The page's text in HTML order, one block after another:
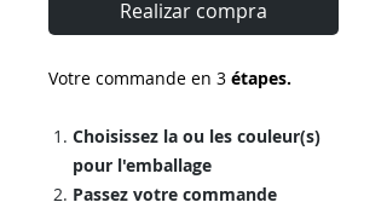
Realizar compra
Votre commande en 3 étapes.
Choisissez la ou les couleur(s)
pour l'emballage
Passez votre commande